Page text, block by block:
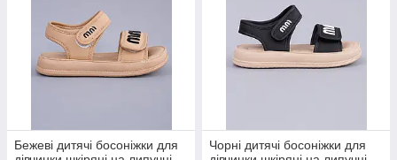
Бежеві дитячі босоніжки для
Чорні дитячі босоніжки для